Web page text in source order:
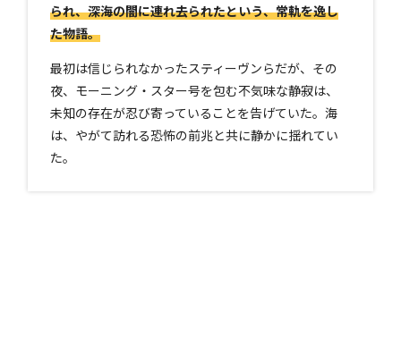
られ、深海の闇に連れ去られたという、常軌を逸し
た物語。
最初は信じられなかったスティーヴンらだが、その
夜、モーニング・スター号を包む不気味な静寂は、
未知の存在が忍び寄っていることを告げていた。海
は、やがて訪れる恐怖の前兆と共に静かに揺れてい
た。